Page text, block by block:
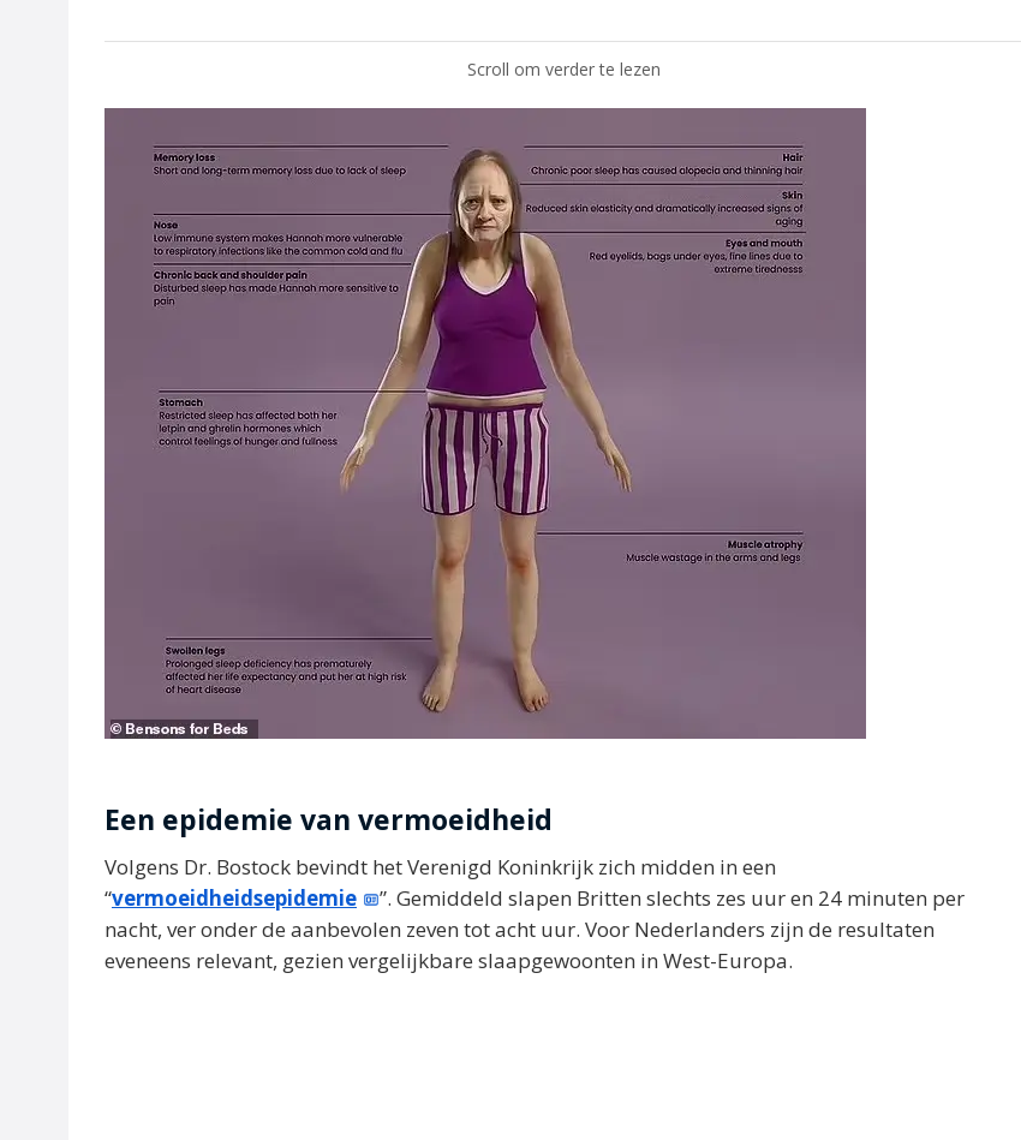
Scroll om verder te lezen
Een epidemie van vermoeidheid
Volgens Dr. Bostock bevindt het Verenigd Koninkrijk zich midden in een
“vermoeidheidsepidemie
”. Gemiddeld slapen Britten slechts zes uur en 24 minuten per
nacht, ver onder de aanbevolen zeven tot acht uur. Voor Nederlanders zijn de resultaten
eveneens relevant, gezien vergelijkbare slaapgewoonten in West-Europa.